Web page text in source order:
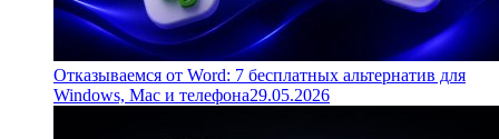
Отказываемся от Word: 7 бесплатных альтернатив для
Windows, Mac и телефона29.05.2026